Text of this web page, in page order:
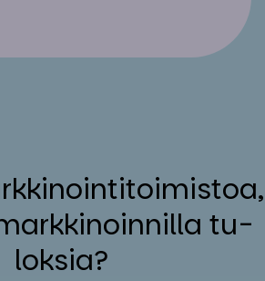
tu­
lok­sia?